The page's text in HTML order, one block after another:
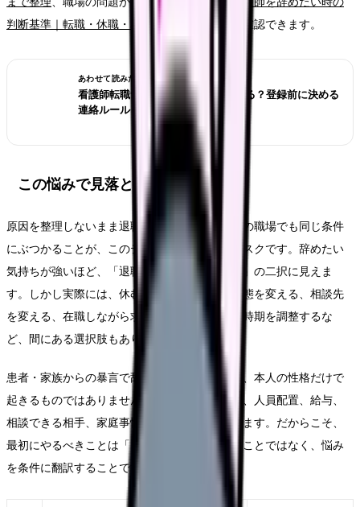
判断基準｜転職・休職・異動のどれを選ぶ？
で確認できます。
あわせて読みたい
看護師転職サイトは電話なしで使える？登録前に決める
連絡ルール
この悩みで見落としやすいリスク
原因を整理しないまま退職だけを決めると、次の職場でも同じ条件
にぶつかることが、このテーマの一番大きなリスクです。辞めたい
気持ちが強いほど、「退職するか、我慢するか」の二択に見えま
す。しかし実際には、休む、異動する、勤務形態を変える、相談先
を変える、在職しながら求人を比較する、退職時期を調整するな
ど、間にある選択肢もあります。
患者・家族からの暴言で辞めたいという悩みは、本人の性格だけで
起きるものではありません。勤務表、教育体制、人員配置、給与、
相談できる相手、家庭事情、体調の波が重なります。だからこそ、
最初にやるべきことは「自分が弱い」と決めることではなく、悩み
を条件に翻訳することです。